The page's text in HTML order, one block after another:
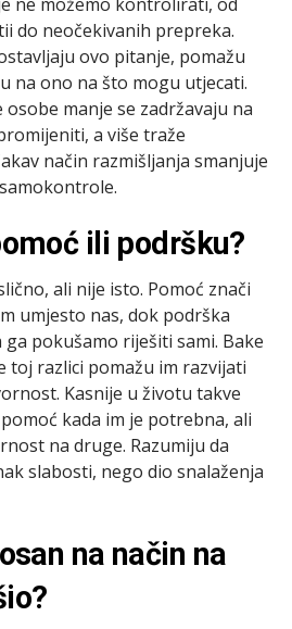
do neočekivanih prepreka.
ovo pitanje, pomažu
na ono na što mogu utjecati.
manje se zadržavaju na
a više traže
način razmišljanja smanjuje
ili podršku?
ali nije isto. Pomoć znači
umjesto nas, dok podrška
pokušamo riješiti sami. Bake
toj razlici pomažu im razvijati
Kasnije u životu takve
kada im je potrebna, ali
na druge. Razumiju da
slabosti, nego dio snalaženja
na način na